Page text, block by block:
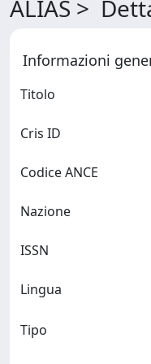
ALIAS >
Informazioni
Titolo
Cris ID
Codice ANCE
Nazione
ISSN
Lingua
Tipo